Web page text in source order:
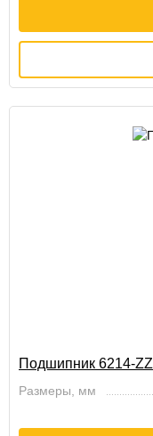
Подшипник 6214-ZZ
Размеры, мм